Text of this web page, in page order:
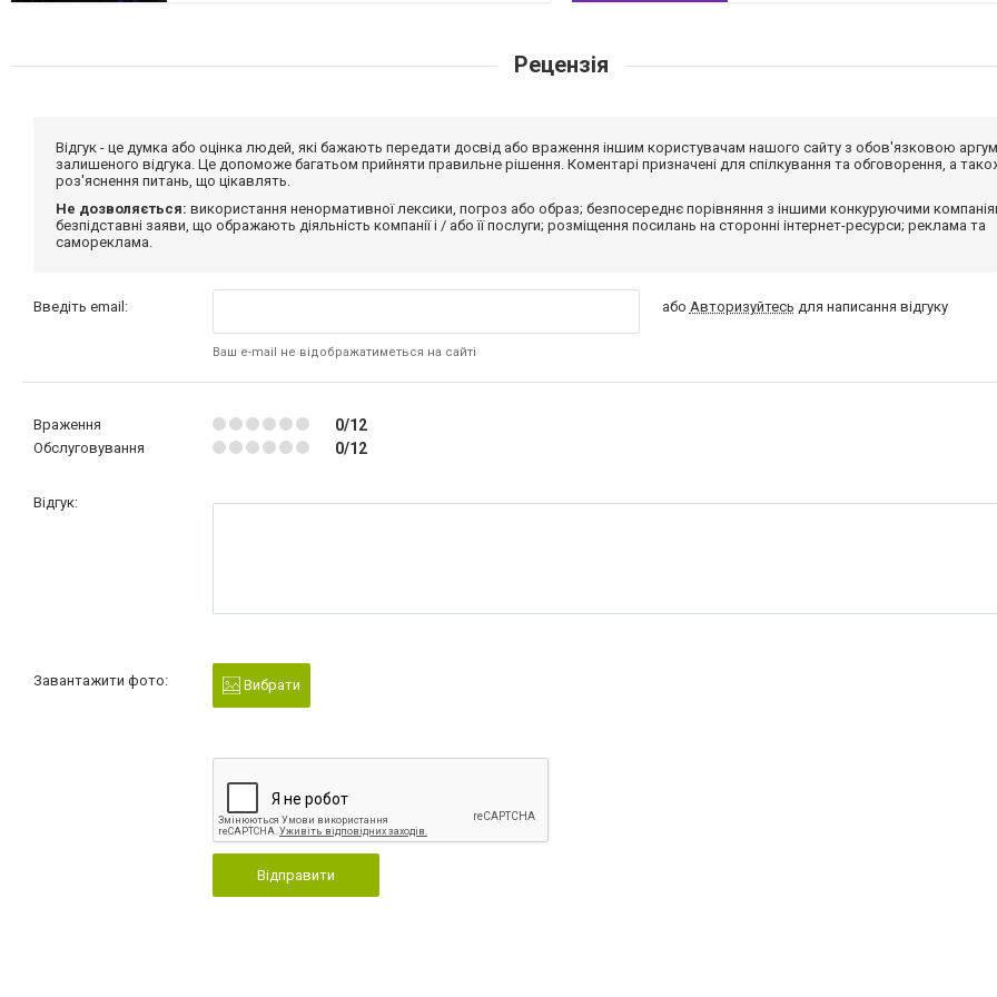
Рецензія
Відгук - це думка або оцінка людей, які бажають передати досвід або враження іншим користувачам нашого сайту з обов'язковою
залишеного відгука. Це допоможе багатьом прийняти правильне рішення. Коментарі призначені для спілкування та обговорення, а
роз'яснення питань, що цікавлять.
Не дозволяється: використання ненормативної лексики, погроз або образ; безпосереднє порівняння з іншими конкуруючими
безпідставні заяви, що ображають діяльність компанії і / або її послуги; розміщення посилань на сторонні інтернет-ресурси; реклама та
самореклама.
Введіть email:
Ваш e-mail не відображатиметься на сайті
або Авторизуйтесь для написання відгуку
Враження 0/12
Обслуговування 0/12
Відгук:
Завантажити фото: Вибрати
Відправити